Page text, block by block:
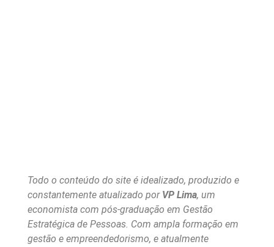
Todo o conteúdo do site é idealizado, produzido e
constantemente atualizado por VP Lima, um
economista com pós-graduação em Gestão
Estratégica de Pessoas. Com ampla formação em
gestão e empreendedorismo, e atualmente